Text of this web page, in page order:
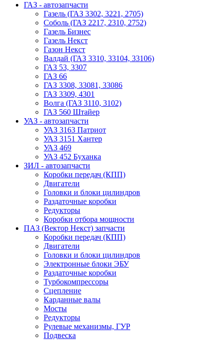
ГАЗ - автозапчасти
Газель (ГАЗ 3302, 3221, 2705)
Соболь (ГАЗ 2217, 2310, 2752)
Газель Бизнес
Газель Некст
Газон Некст
Валдай (ГАЗ 3310, 33104, 33106)
ГАЗ 53, 3307
ГАЗ 66
ГАЗ 3308, 33081, 33086
ГАЗ 3309, 4301
Волга (ГАЗ 3110, 3102)
ГАЗ 560 Штайер
УАЗ - автозапчасти
УАЗ 3163 Патриот
УАЗ 3151 Хантер
УАЗ 469
УАЗ 452 Буханка
ЗИЛ - автозапчасти
Коробки передач (КПП)
Двигатели
Головки и блоки цилиндров
Раздаточные коробки
Редукторы
Коробки отбора мощности
ПАЗ (Вектор Некст) запчасти
Коробки передач (КПП)
Двигатели
Головки и блоки цилиндров
Электронные блоки ЭБУ
Раздаточные коробки
Турбокомпрессоры
Сцепление
Карданные валы
Мосты
Редукторы
Рулевые механизмы, ГУР
Подвеска